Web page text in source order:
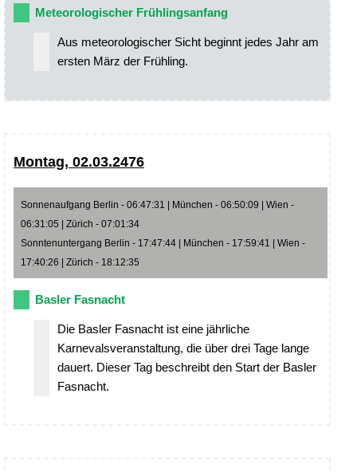
Meteorologischer Frühlingsanfang
Aus meteorologischer Sicht beginnt jedes Jahr am
ersten März der Frühling.
Montag, 02.03.2476
Sonnenaufgang Berlin - 06:47:31 | München - 06:50:09 | Wien -
06:31:05 | Zürich - 07:01:34
Sonntenuntergang Berlin - 17:47:44 | München - 17:59:41 | Wien -
17:40:26 | Zürich - 18:12:35
Basler Fasnacht
Die Basler Fasnacht ist eine jährliche
Karnevalsveranstaltung, die über drei Tage lange
dauert. Dieser Tag beschreibt den Start der Basler
Fasnacht.